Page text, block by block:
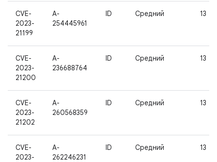
CVE-
2023-
21199
A-
254445961
ID Средний 13
CVE-
2023-
21200
A-
236688764
ID Средний 13
CVE-
2023-
21202
A-
260568359
ID Средний 13
CVE-
2023-
A-
262246231
ID Средний 13